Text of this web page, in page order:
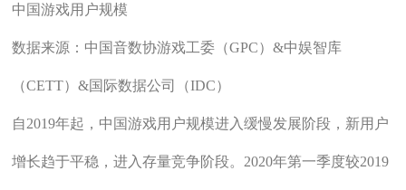
中国游戏用户规模
数据来源：中国音数协游戏工委（GPC）&中娱智库
（CETT）&国际数据公司（IDC）
自2019年起，中国游戏用户规模进入缓慢发展阶段，新用户
增长趋于平稳，进入存量竞争阶段。2020年第一季度较2019